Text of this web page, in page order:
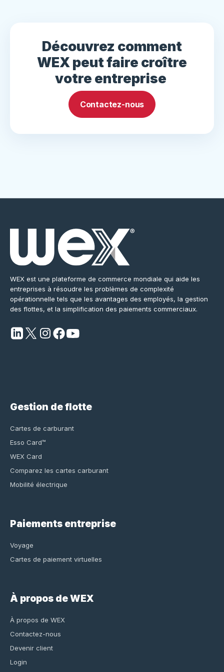
Découvrez comment
WEX peut faire croître
votre entreprise
Contactez-nous
WEX est une plateforme de commerce mondiale qui aide les
entreprises à résoudre les problèmes de complexité
opérationnelle tels que les avantages des employés, la gestion
des flottes, et la simplification des paiements commerciaux.
Gestion de flotte
Cartes de carburant
Esso Card™
WEX Card
Comparez les cartes carburant
Mobilité électrique
Paiements entreprise
Voyage
Cartes de paiement virtuelles
À propos de WEX
À propos de WEX
Contactez-nous
Devenir client
Login